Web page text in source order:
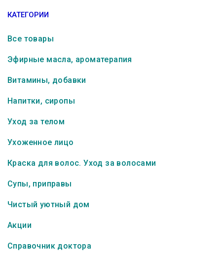
КАТЕГОРИИ
Все товары
Эфирные масла, ароматерапия
Витамины, добавки
Напитки, сиропы
Уход за телом
Ухоженное лицо
Краска для волос. Уход за волосами
Супы, приправы
Чистый уютный дом
Акции
Справочник доктора